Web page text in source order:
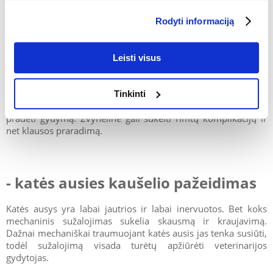
Rodyti informaciją
Leisti visus
Tinkinti
Kačių žvynelinę sukelia ausyse įsiveisę parazitai. Būdingas
simptomas - galvos purtymas ir stiprus niežulys, dėl kurio
atsiranda kraujingų žaizdų. Ausies viduje matomos
nemalonaus kvapo rausvai rudos išskyros. Kuo greičiau
apsilankysite pas veterinarijos gydytoją, tuo greičiau jis galės
pradėti gydymą. Žvynelinė gali sukelti rimtų komplikacijų ir
net klausos praradimą.
- katės ausies kaušelio pažeidimas
Katės ausys yra labai jautrios ir labai inervuotos. Bet koks
mechaninis sužalojimas sukelia skausmą ir kraujavimą.
Dažnai mechaniškai traumuojant katės ausis jas tenka susiūti,
todėl sužalojimą visada turėtų apžiūrėti veterinarijos
gydytojas.